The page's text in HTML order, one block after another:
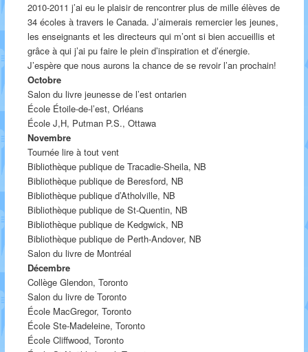
2010-2011 j’ai eu le plaisir de rencontrer plus de mille élèves de
34 écoles à travers le Canada. J’aimerais remercier les jeunes,
les enseignants et les directeurs qui m’ont si bien accueillis et
grâce à qui j’ai pu faire le plein d’inspiration et d’énergie.
J’espère que nous aurons la chance de se revoir l’an prochain!
Octobre
Salon du livre jeunesse de l’est ontarien
École Étoile-de-l’est, Orléans
École J,H, Putman P.S., Ottawa
Novembre
Tournée lire à tout vent
Bibliothèque publique de Tracadie-Sheila, NB
Bibliothèque publique de Beresford, NB
Bibliothèque publique d’Atholville, NB
Bibliothèque publique de St-Quentin, NB
Bibliothèque publique de Kedgwick, NB
Bibliothèque publique de Perth-Andover, NB
Salon du livre de Montréal
Décembre
Collège Glendon, Toronto
Salon du livre de Toronto
École MacGregor, Toronto
École Ste-Madeleine, Toronto
École Cliffwood, Toronto